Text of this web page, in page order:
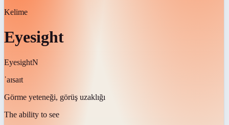
Kelime
Eyesight
EyesightN
ˈaɪsaɪt
Görme yeteneği, görüş uzaklığı
The ability to see